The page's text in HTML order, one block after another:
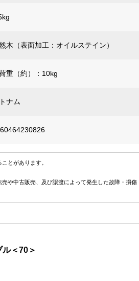
木（表面加工：オイルステイン）
重（約）：10kg
ナム
とがあります。
や中古販売、及び譲渡によって発生した故障・損
＜70＞